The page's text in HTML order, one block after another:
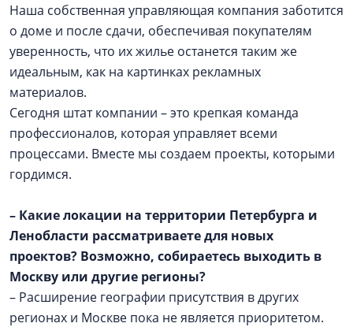
Наша собственная управляющая компания заботится
о доме и после сдачи, обеспечивая покупателям
уверенность, что их жилье останется таким же
идеальным, как на картинках рекламных
материалов.
Сегодня штат компании – это крепкая команда
профессионалов, которая управляет всеми
процессами. Вместе мы создаем проекты, которыми
гордимся.
– Какие локации на территории Петербурга и
Ленобласти рассматриваете для новых
проектов? Возможно, собираетесь выходить в
Москву или другие регионы?
– Расширение географии присутствия в других
регионах и Москве пока не является приоритетом.